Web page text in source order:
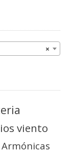
×
viento
Armónicas